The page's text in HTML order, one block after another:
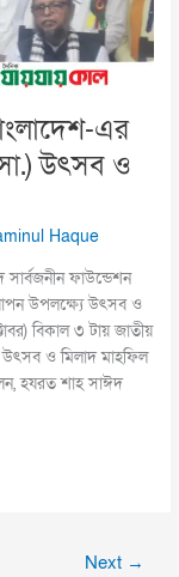
এর
উৎসব ও
Haque
ফাউন্ডেশন
উপলক্ষ্যে উৎসব ও
বিকাল ৩ টায় জাতীয়
উৎসব ও মিলাদ মাহফিল
হযরত শাহ সাঈদ
Next →